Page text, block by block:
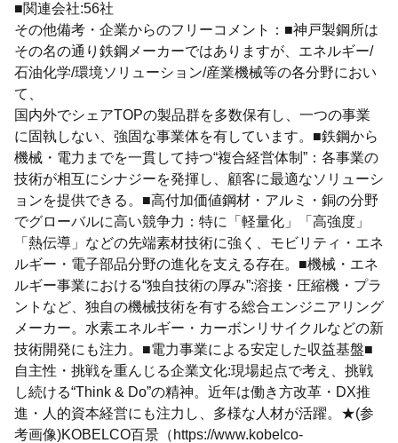
■関連会社:56社
その他備考・企業からのフリーコメント：■神戸製鋼所は
その名の通り鉄鋼メーカーではありますが、エネルギー/
石油化学/環境ソリューション/産業機械等の各分野におい
て、
国内外でシェアTOPの製品群を多数保有し、一つの事業
に固執しない、強固な事業体を有しています。■鉄鋼から
機械・電力までを一貫して持つ“複合経営体制”：各事業の
技術が相互にシナジーを発揮し、顧客に最適なソリューシ
ョンを提供できる。■高付加価値鋼材・アルミ・銅の分野
でグローバルに高い競争力：特に「軽量化」「高強度」
「熱伝導」などの先端素材技術に強く、モビリティ・エネ
ルギー・電子部品分野の進化を支える存在。■機械・エネ
ルギー事業における“独自技術の厚み”:溶接・圧縮機・プラ
ントなど、独自の機械技術を有する総合エンジニアリング
メーカー。水素エネルギー・カーボンリサイクルなどの新
技術開発にも注力。■電力事業による安定した収益基盤■
自主性・挑戦を重んじる企業文化:現場起点で考え、挑戦
し続ける“Think & Do”の精神。近年は働き方改革・DX推
進・人的資本経営にも注力し、多様な人材が活躍。★(参
考画像)KOBELCO百景（https://www.kobelco-